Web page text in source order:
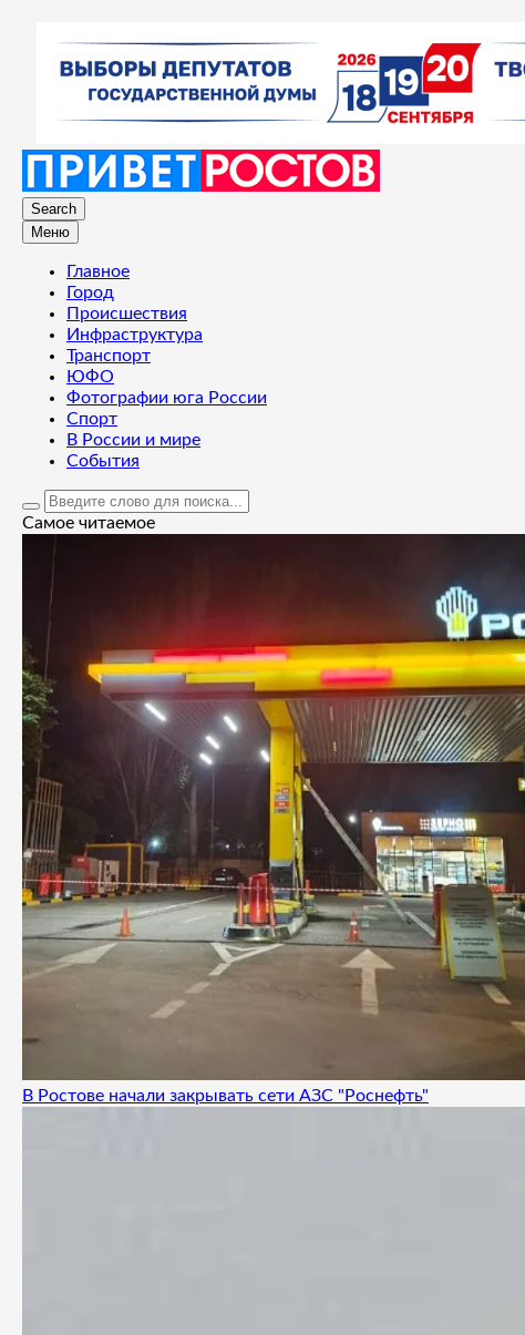
Search
Меню
Главное
Город
Происшествия
Инфраструктура
Транспорт
ЮФО
Фотографии юга России
Спорт
В России и мире
События
Самое читаемое
В Ростове начали закрывать сети АЗС "Роснефть"